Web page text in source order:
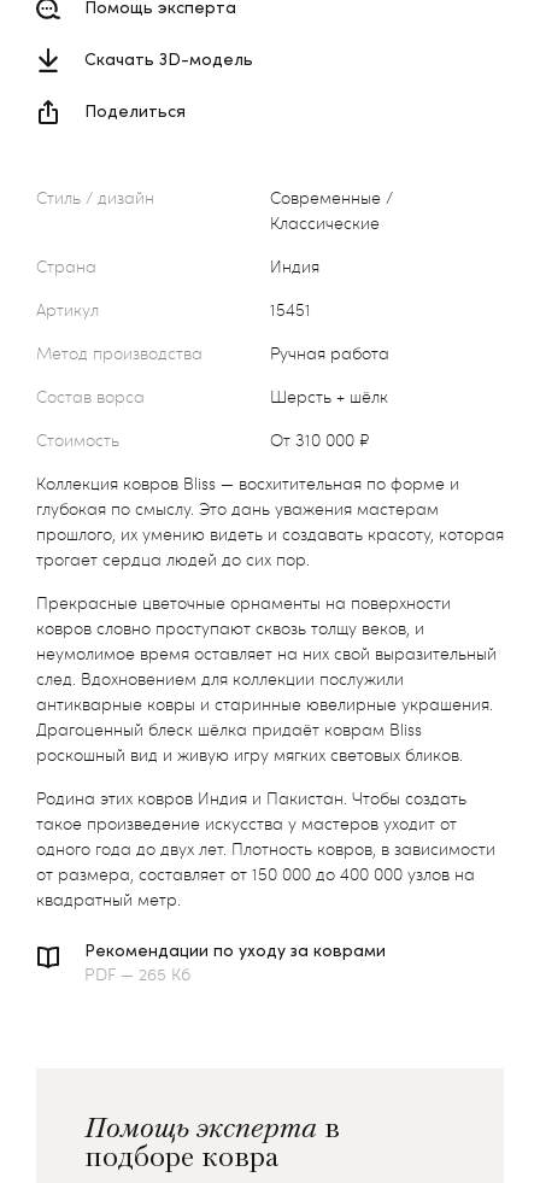
Стиль / дизайн
Современные /
Классические
Страна
Индия
Артикул
15451
Метод производства
Ручная работа
Состав ворса
Шерсть + шёлк
Стоимость
от 310 000 ₽
Коллекция ковров Bliss — восхитительная по форме и
глубокая по смыслу. Это дань уважения мастерам
прошлого, их умению видеть и создавать красоту, которая
трогает сердца людей до сих пор.
Прекрасные цветочные орнаменты на поверхности
ковров словно проступают сквозь толщу веков, и
неумолимое время оставляет на них свой выразительный
след. Вдохновением для коллекции послужили
антикварные ковры и старинные ювелирные украшения.
Драгоценный блеск шёлка придаёт коврам Bliss
роскошный вид и живую игру мягких световых бликов.
Родина этих ковров Индия и Пакистан. Чтобы создать
такое произведение искусства у мастеров уходит от
одного года до двух лет. Плотность ковров, в зависимости
от размера, составляет от 150 000 до 400 000 узлов на
квадратный метр.
Рекомендации по уходу за коврами
PDF — 265 Кб
Помощь эксперта
Скачать 3D-модель
Поделиться
Помощь эксперта в
подборе ковра